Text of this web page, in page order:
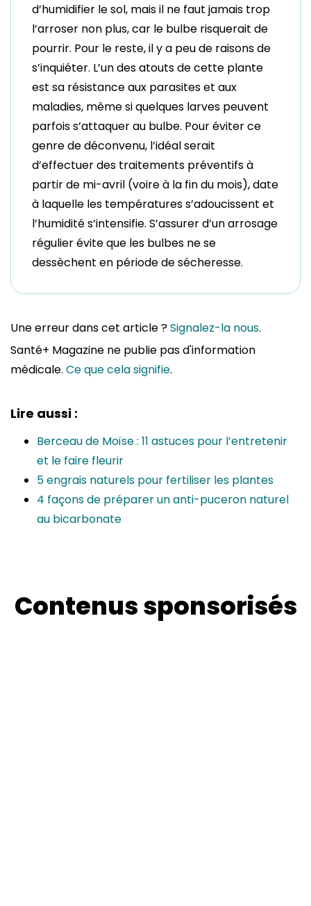
d’humidifier le sol, mais il ne faut jamais trop
l’arroser non plus, car le bulbe risquerait de
pourrir. Pour le reste, il y a peu de raisons de
s’inquiéter. L’un des atouts de cette plante
est sa résistance aux parasites et aux
maladies, même si quelques larves peuvent
parfois s’attaquer au bulbe. Pour éviter ce
genre de déconvenu, l’idéal serait
d’effectuer des traitements préventifs à
partir de mi-avril (voire à la fin du mois), date
à laquelle les températures s’adoucissent et
l’humidité s’intensifie. S’assurer d’un arrosage
régulier évite que les bulbes ne se
dessèchent en période de sécheresse.
Une erreur dans cet article ?Signalez-la nous.
Santé+ Magazine ne publie pas d'information
médicale. Ce que cela signifie.
Lire aussi :
Berceau de Moïse : 11 astuces pour l’entretenir
et le faire fleurir
5 engrais naturels pour fertiliser les plantes
4 façons de préparer un anti-puceron naturel
au bicarbonate
Contenus sponsorisés